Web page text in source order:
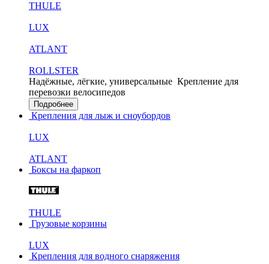
THULE
LUX
ATLANT
ROLLSTER
Надёжные, лёгкие, универсальные Крепление для
перевозки велосипедов
Подробнее
Крепления для лыж и сноубордов
LUX
ATLANT
Боксы на фаркоп
THULE
Грузовые корзины
LUX
Крепления для водного снаряжения